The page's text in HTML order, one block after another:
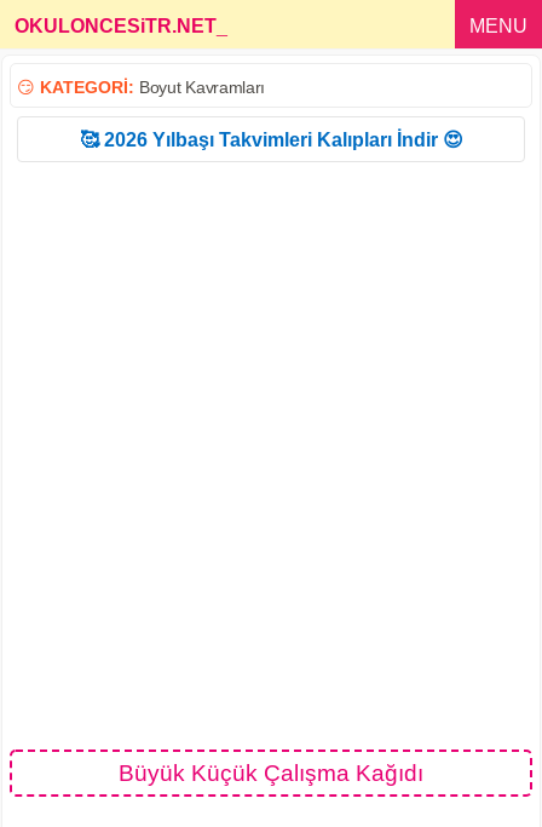
OKULONCESiTR.NET MENU
😏 KATEGORİ: Boyut Kavramları
🥰 2026 Yılbaşı Takvimleri Kalıpları İndir 😍
Büyük Küçük Çalışma Kağıdı